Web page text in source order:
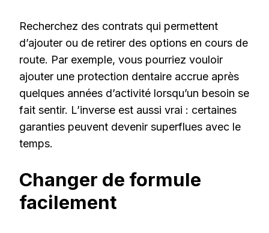
Recherchez des contrats qui permettent
d’ajouter ou de retirer des options en cours de
route. Par exemple, vous pourriez vouloir
ajouter une protection dentaire accrue après
quelques années d’activité lorsqu’un besoin se
fait sentir. L’inverse est aussi vrai : certaines
garanties peuvent devenir superflues avec le
temps.
Changer de formule
facilement